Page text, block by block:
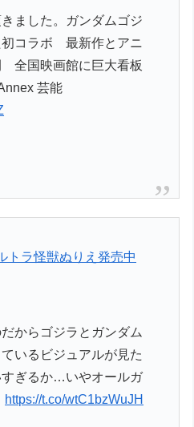
ました。ガンダムゴジ
コラボ 最新作とアニ
全国映画館に巨大看板
芸能
トラ怪獣ぬりえ発売中
からゴジラとガンダム
いるビジュアルが見た
ぎるか…いやオールガ
https://t.co/wtC1bzWuJH